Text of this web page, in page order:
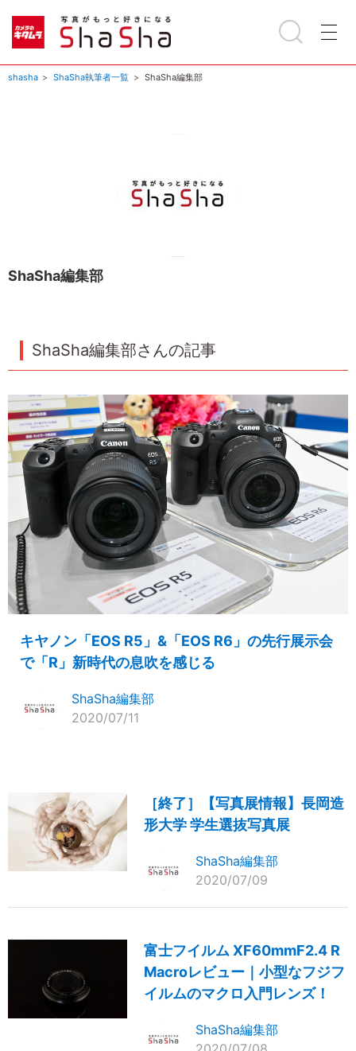
shasha ShaSha執筆者一覧 ShaSha編集部
ShaSha編集部
ShaSha編集部さんの記事
キヤノン「EOS R5」&「EOS R6」の先行展示会
で「R」新時代の息吹を感じる
ShaSha編集部
2020/07/11
［終了］【写真展情報】長岡造
形大学 学生選抜写真展
ShaSha編集部
2020/07/09
富士フイルム XF60mmF2.4 R
Macroレビュー｜小型なフジフ
イルムのマクロ入門レンズ！
ShaSha編集部